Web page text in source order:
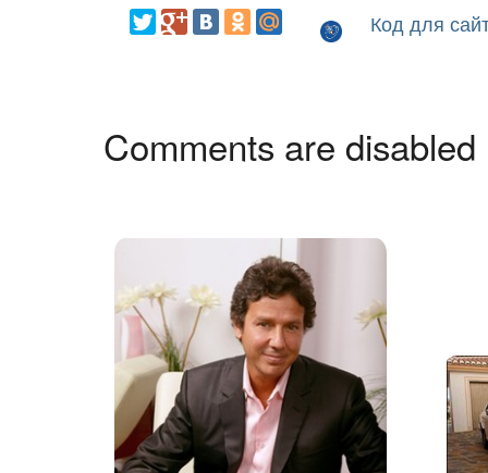
Код для
Comments are disabled